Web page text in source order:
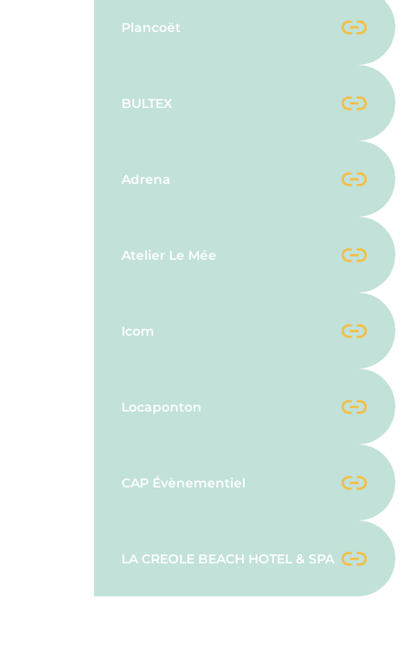
Plancoët
BULTEX
Adrena
Atelier Le Mée
Icom
Locaponton
CAP Évènementiel
LA CREOLE BEACH HOTEL & SPA